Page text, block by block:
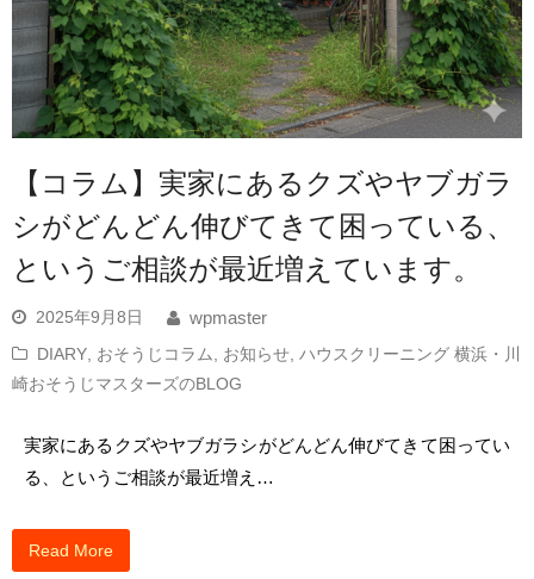
【コラム】実家にあるクズやヤブガラ
シがどんどん伸びてきて困っている、
というご相談が最近増えています。
2025年9月8日
wpmaster
DIARY おそうじコラム お知らせ ハウスクリーニング 横浜・川
崎おそうじマスターズのBLOG
実家にあるクズやヤブガラシがどんどん伸びてきて困ってい
る、というご相談が最近増え…
Read More